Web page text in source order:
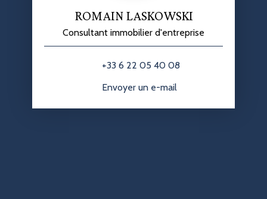
ROMAIN LASKOWSKI
Consultant immobilier d'entreprise
+33 6 22 05 40 08
Envoyer un e-mail